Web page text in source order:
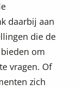
daarbij aan
die de
om
vragen. Of
zich